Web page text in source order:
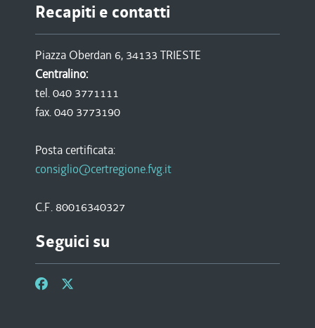
Recapiti e contatti
Piazza Oberdan 6, 34133 TRIESTE
Centralino:
tel. 040 3771111
fax. 040 3773190
Posta certificata:
consiglio@certregione.fvg.it
C.F. 80016340327
Seguici su